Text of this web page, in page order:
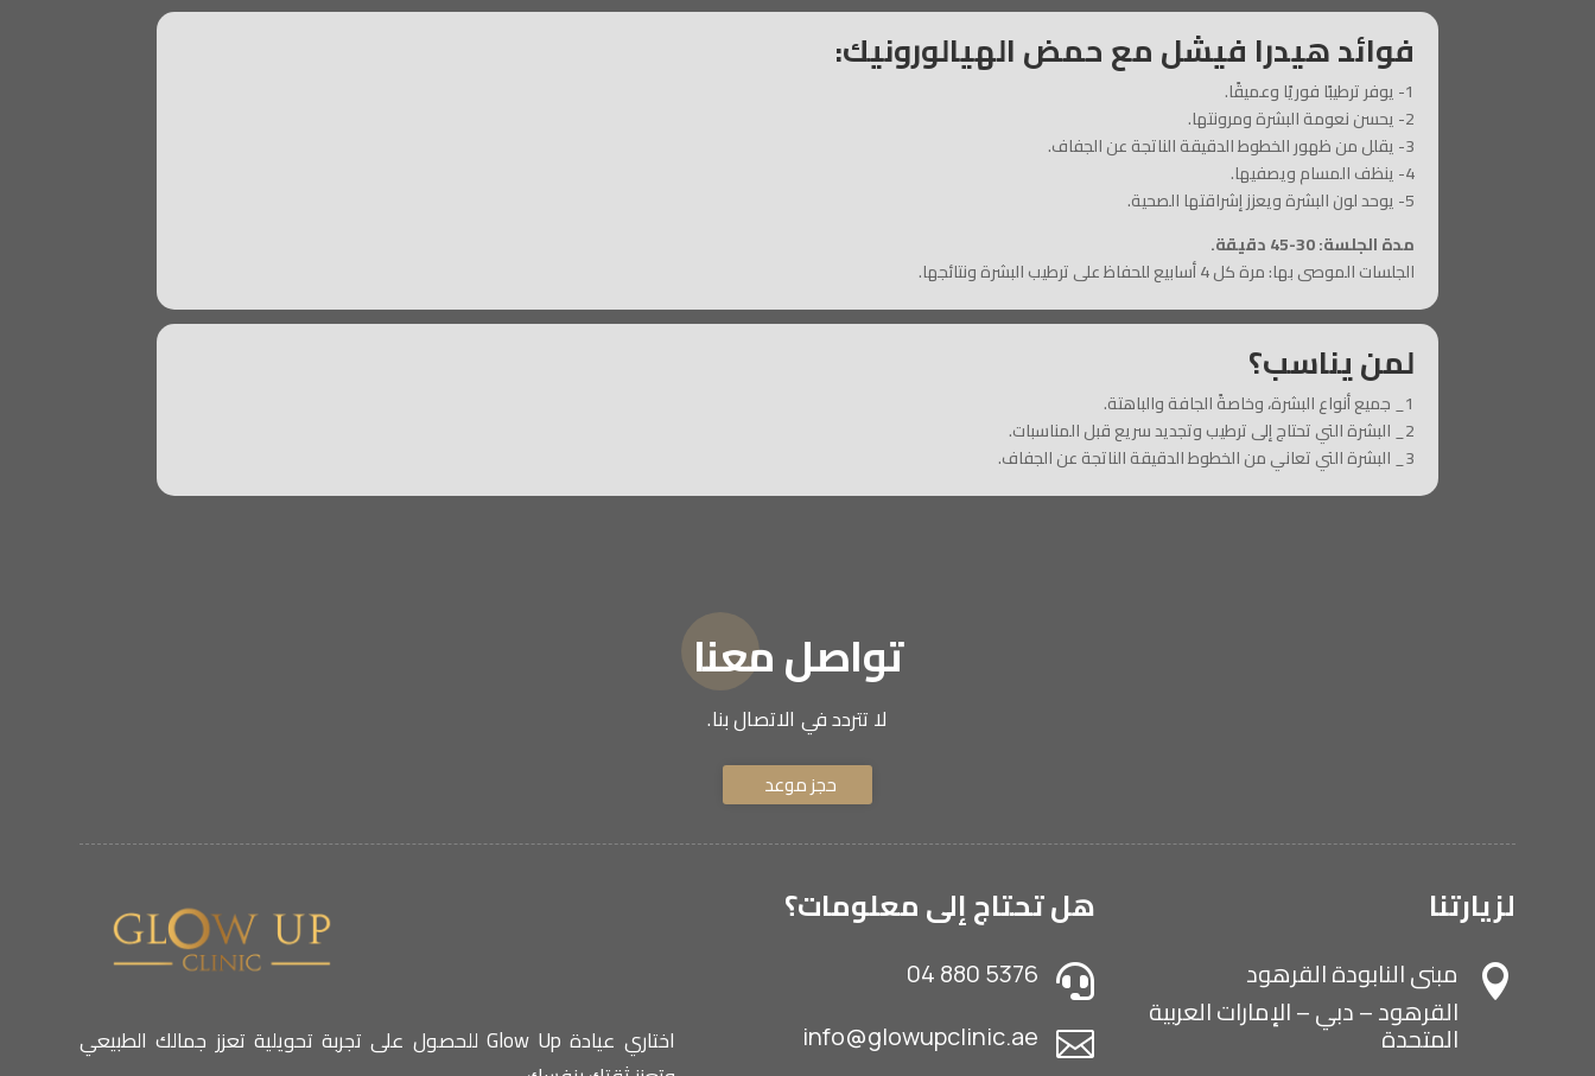
فوائد هيدرا فيشل مع حمض الهيالورونيك:
1- يوفر ترطيبًا فوريًا وعميقًا.
2- يحسن نعومة البشرة ومرونتها.
3- يقلل من ظهور الخطوط الدقيقة الناتجة عن الجفاف.
4- ينظف المسام ويصفيها.
5- يوحد لون البشرة ويعزز إشراقتها الصحية.
مدة الجلسة: 30-45 دقيقة.
الجلسات الموصى بها: مرة كل 4 أسابيع للحفاظ على ترطيب البشرة ونتائجها.
لمن يناسب؟
1_ جميع أنواع البشرة، وخاصةً الجافة والباهتة.
2_ البشرة التي تحتاج إلى ترطيب وتجديد سريع قبل المناسبات.
3_ البشرة التي تعاني من الخطوط الدقيقة الناتجة عن الجفاف.
تواصل معنا
لا تتردد في الاتصال بنا.
حجز موعد
اختاري عيادة Glow Up للحصول على تجربة تحويلية تعزز جمالك الطبيعي
هل تحتاج إلى معلومات؟

04 880 5376

info@glowupclinic.ae
لزيارتنا

مبنى النابودة القرهود
القرهود – دبي – الإمارات العربية
المتحدة